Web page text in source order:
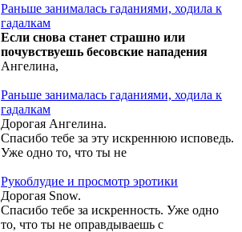
Раньше занималась гаданиями, ходила к
гадалкам
Если снова станет страшно или
почувствуешь бесовские нападения
Ангелина,
Раньше занималась гаданиями, ходила к
гадалкам
Дорогая Ангелина.
Спасибо тебе за эту искреннюю исповедь.
Уже одно то, что ты не
Рукоблудие и просмотр эротики
Дорогая Snow.
Спасибо тебе за искренность. Уже одно
то, что ты не оправдываешь с